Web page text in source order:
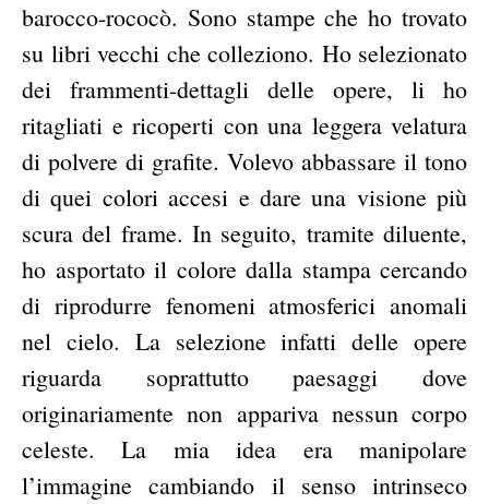
barocco-rococò. Sono stampe che ho trovato
su libri vecchi che colleziono. Ho selezionato
dei frammenti-dettagli delle opere, li ho
ritagliati e ricoperti con una leggera velatura
di polvere di grafite. Volevo abbassare il tono
di quei colori accesi e dare una visione più
scura del frame. In seguito, tramite diluente,
ho asportato il colore dalla stampa cercando
di riprodurre fenomeni atmosferici anomali
nel cielo. La selezione infatti delle opere
riguarda soprattutto paesaggi dove
originariamente non appariva nessun corpo
celeste. La mia idea era manipolare
l’immagine cambiando il senso intrinseco